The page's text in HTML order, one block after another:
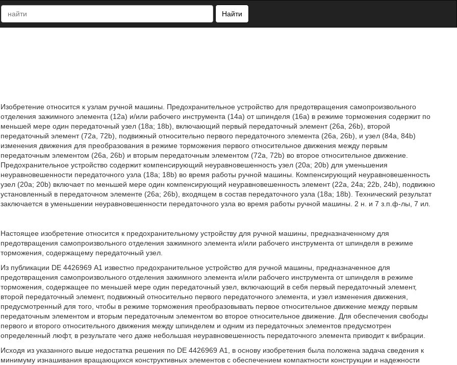
Найти
Изобретение относится к узлам ручной машины. Предохранительное устройство для предотвращения самопроизвольного
отделения зажимного элемента (12а) и/или рабочего инструмента (14а) от шпинделя (16а) в режиме торможения содержит по
меньшей мере один передаточный узел (18а; 18b), включающий первый передаточный элемент (26а, 26b), второй
передаточный элемент (72а, 72b), подвижный относительно первого передаточного элемента (26а, 26b), и узел (84а, 84b)
изменения движения для преобразования в режиме торможения первого относительное движения между первым
передаточным элементом (26а, 26b) и вторым передаточным элементом (72а, 72b) во второе относительное движение.
Предохранительное устройство содержит компенсирующий неуравновешенность узел (20а; 20b) для уменьшения
неуравновешенности передаточного узла (18а; 18b) во время работы ручной машины. Компенсирующий неуравновешенность
узел (20а; 20b) включает по меньшей мере один компенсирующий неуравновешенность элемент (22а, 24а; 22b, 24b), подвижно
установленный в передаточном элементе (26а; 26b), входящем в состав передаточного узла (18а; 18b). Технический результат
заключается в уменьшении неуравновешенности передаточного узла во время работы ручной машины. 2 н. и 7 з.п.ф-лы, 7 ил.
Настоящее изобретение относится к предохранительному устройству для ручной машины, предназначенному для
предотвращения самопроизвольного отделения зажимного элемента и/или рабочего инструмента от шпинделя в режиме
торможения, содержащему передаточный узел.
Из публикации DE 4426969 А1 известно предохранительное устройство для ручной машины, предназначенное для
предотвращения самопроизвольного отделения зажимного элемента и/или рабочего инструмента от шпинделя в режиме
торможения, содержащее по меньшей мере один передаточный узел, включающий в себя первый передаточный элемент,
второй передаточный элемент, подвижный относительно первого передаточного элемента, и узел изменения движения,
предусмотренный для того, чтобы в режиме торможения преобразовывать первое относительное движение между первым
передаточным элементом и вторым передаточным элементом во второе относительное движение. Для обеспечения свободы
первого и второго относительного движения между шпинделем и одним из передаточных элементов предусмотрен
определенный люфт, в результате чего даже небольшая неуравновешенность передаточного элемента приводит к вибрации.
Исходя из указанного выше недостатка решения по DE 4426969 А1, в основу изобретения была положена задача сведения к
минимуму изнашивания вращающихся конструктивных элементов с обеспечением компактности конструкции и надежности